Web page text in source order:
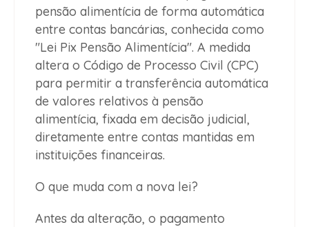
pensão alimentícia de forma automática
entre contas bancárias, conhecida como
"Lei Pix Pensão Alimentícia". A medida
altera o Código de Processo Civil (CPC)
para permitir a transferência automática
de valores relativos à pensão
alimentícia, fixada em decisão judicial,
diretamente entre contas mantidas em
instituições financeiras.
O que muda com a nova lei?
Antes da alteração, o pagamento